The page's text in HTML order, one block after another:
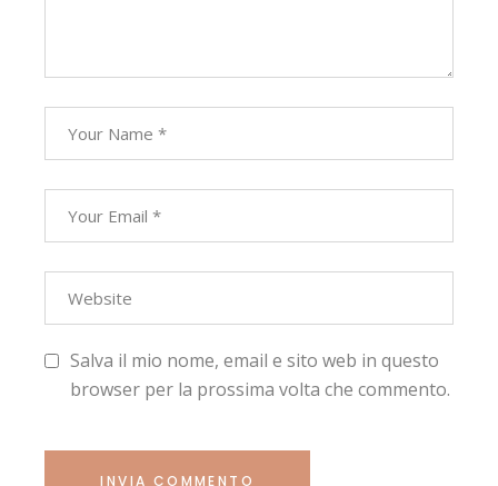
Salva il mio nome, email e sito web in questo
browser per la prossima volta che commento.
INVIA COMMENTO